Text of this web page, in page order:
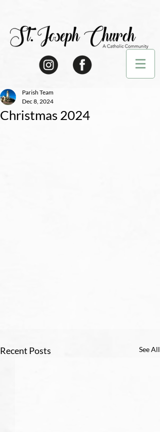
Christmas 2024
Parish Team
Dec 8, 2024
Recent Posts See All